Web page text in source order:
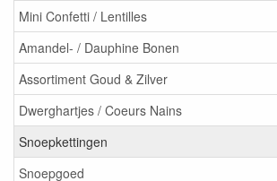
Mini Confetti / Lentilles
Amandel- / Dauphine Bonen
Assortiment Goud & Zilver
Dwerghartjes / Coeurs Nains
Snoepkettingen
Snoepgoed